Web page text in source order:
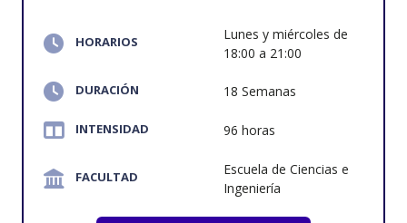
HORARIOS
Lunes y miércoles de
18:00 a 21:00
DURACIÓN 18 Semanas
INTENSIDAD 96 horas
FACULTAD
Escuela de Ciencias e
Ingeniería